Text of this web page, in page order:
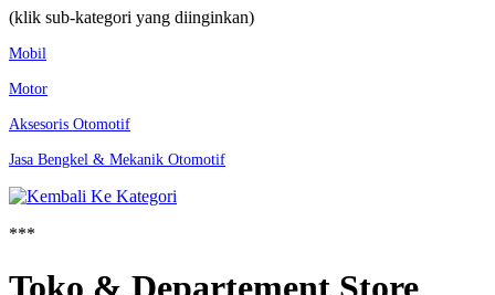
(klik sub-kategori yang diinginkan)
Mobil
Motor
Aksesoris Otomotif
Jasa Bengkel & Mekanik Otomotif
***